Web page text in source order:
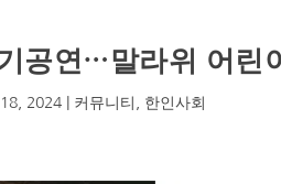
공연…말라위 어린
2024 커뮤니티 한인사회